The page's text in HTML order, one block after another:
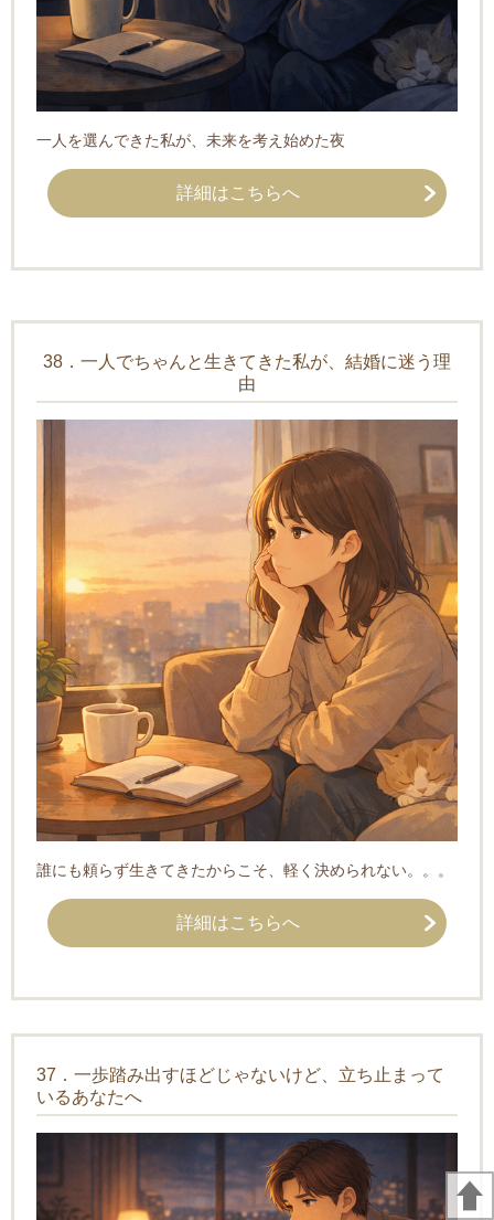
一人を選んできた私が、未来を考え始めた夜
詳細はこちらへ
38．一人でちゃんと生きてきた私が、結婚に迷う理
由
誰にも頼らず生きてきたからこそ、軽く決められない。。。
詳細はこちらへ
37．一歩踏み出すほどじゃないけど、立ち止まって
いるあなたへ